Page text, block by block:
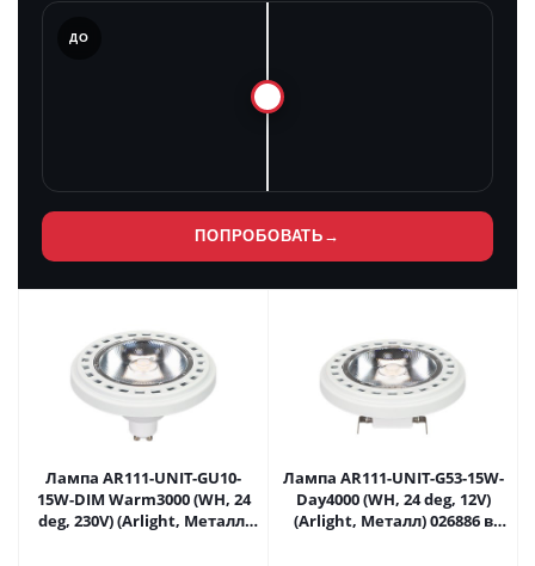
ДО
ПОПРОБОВАТЬ →
Лампа AR111-UNIT-GU10-
15W-DIM Warm3000 (WH, 24
deg, 230V) (Arlight, Металл)
Лампа AR111-UNIT-G53-15W-
Day4000 (WH, 24 deg, 12V)
(Arlight, Металл) 026886 в